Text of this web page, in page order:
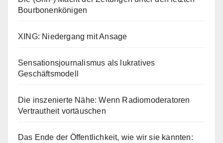
Bourbonenkönigen
XING: Niedergang mit Ansage
Sensationsjournalismus als lukratives
Geschäftsmodell
Die inszenierte Nähe: Wenn Radiomoderatoren
Vertrautheit vortäuschen
Das Ende der Öffentlichkeit, wie wir sie kannten: